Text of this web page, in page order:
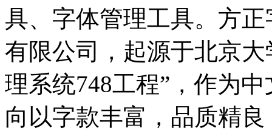
具、字体管理工具。方
有限公司，起源于北京
理系统748工程”，作为
向以字款丰富，品质精